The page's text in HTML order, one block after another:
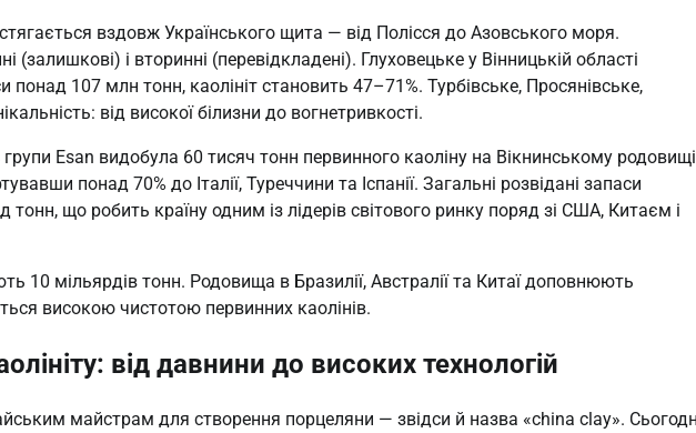
вздовж Українського щита — від Полісся до Азовського моря.
і вторинні (перевідкладені). Глуховецьке у Вінницькій області
понад 107 млн тонн, каолініт становить 47–71%. Турбівське, Просянівське,
від високої білизни до вогнетривкості.
Esan видобула 60 тисяч тонн первинного каоліну на Вікнинському родовищі
понад 70% до Італії, Туреччини та Іспанії. Загальні розвідані запаси
що робить країну одним із лідерів світового ринку поряд зі США, Китаєм і
10 мільярдів тонн. Родовища в Бразилії, Австралії та Китаї доповнюють
високою чистотою первинних каолінів.
від давнини до високих технологій
майстрам для створення порцеляни — звідси й назва «china clay».